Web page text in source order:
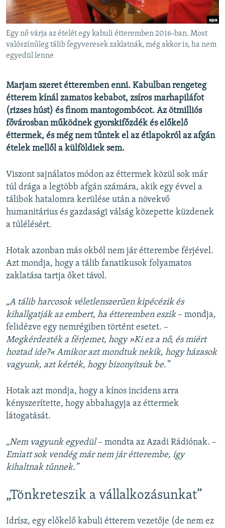
KLÍMAVÁLTOZÁS
A MÚLT TANULSÁGAI
KÖVESSEN MINKET!
Valamennyi RFE/RL weboldal
Egy nő várja az ételét egy kabuli étteremben 2016-ban. Most
valószínűleg tálib fegyveresek zaklatnák, még akkor is, ha nem
egyedül lenne
Marjam szeret étteremben enni. Kabulban rengeteg
étterem kínál zamatos kebabot, zsíros marhapiláfot
(rizses húst) és finom mantogombócot. Az ötmilliós
fővárosban működnek gyorskifőzdék és előkelő
éttermek, és még nem tűntek el az étlapokról az afgán
ételek mellől a külföldiek sem.
Viszont sajnálatos módon az éttermek közül sok már
túl drága a legtöbb afgán számára, akik egy évvel a
tálibok hatalomra kerülése után a növekvő
humanitárius és gazdasági válság közepette küzdenek
a túlélésért.
Hotak azonban más okból nem jár étterembe férjével.
Azt mondja, hogy a tálib fanatikusok folyamatos
zaklatása tartja őket távol.
„A tálib harcosok véletlenszerűen kipécézik és
kihallgatják az embert, ha étteremben eszik– mondja,
felidézve egy nemrégiben történt esetet. –
Megkérdezték a férjemet, hogy »Ki ez a nő, és miért
hoztad ide?« Amikor azt mondtuk nekik, hogy házasok
vagyunk, azt kérték, hogy bizonyítsuk be.”
Hotak azt mondja, hogy a kínos incidens arra
kényszerítette, hogy abbahagyja az éttermek
látogatását.
„Nem vagyunk egyedül– mondta az Azadi Rádiónak. –
Emiatt sok vendég már nem jár étterembe, így
kihaltnak tűnnek.”
„Tönkreteszik a vállalkozásunkat”
Idrísz, egy előkelő kabuli étterem vezetője (de nem ez